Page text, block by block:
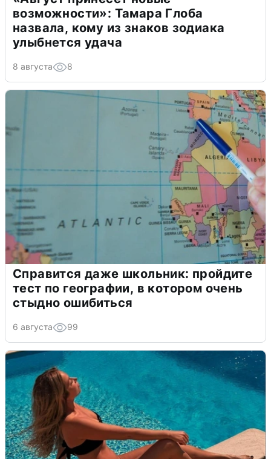
возможности»: Тамара Глоба
назвала, кому из знаков зодиака
улыбнется удача
8 августа 8
Справится даже школьник: пройдите
тест по географии, в котором очень
стыдно ошибиться
6 августа 99